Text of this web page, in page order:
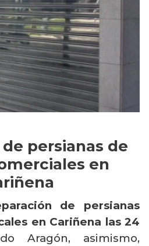
persianas de
en
de persianas
en Cariñena las 24
Aragón, asimismo,